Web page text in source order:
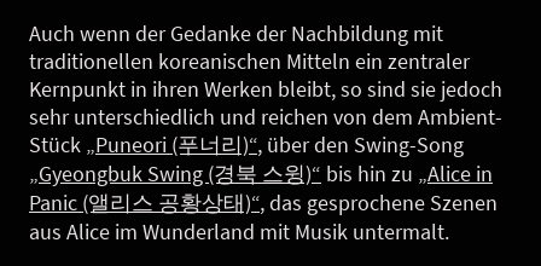
Auch wenn der Gedanke der Nachbildung mit
traditionellen koreanischen Mitteln ein zentraler
Kernpunkt in ihren Werken bleibt, so sind sie jedoch
sehr unterschiedlich und reichen von dem Ambient-
Stück „Puneori (푸너리)“, über den Swing-Song
„Gyeongbuk Swing (경북 스윙)“ bis hin zu „Alice in
Panic (앨리스 공황상태)“, das gesprochene Szenen
aus Alice im Wunderland mit Musik untermalt.